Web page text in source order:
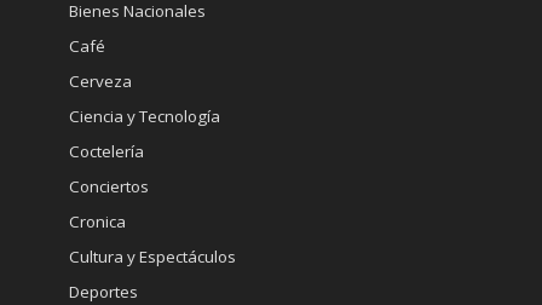
Bienes Nacionales
Café
Cerveza
Ciencia y Tecnología
Coctelería
Conciertos
Cronica
Cultura y Espectáculos
Deportes